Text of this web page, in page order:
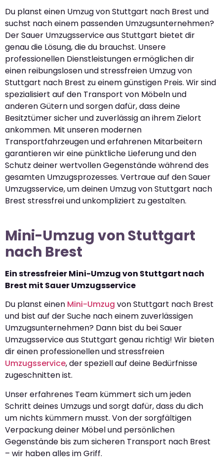
Du planst einen Umzug von Stuttgart nach Brest und
suchst nach einem passenden Umzugsunternehmen?
Der Sauer Umzugsservice aus Stuttgart bietet dir
genau die Lösung, die du brauchst. Unsere
professionellen Dienstleistungen ermöglichen dir
einen reibungslosen und stressfreien Umzug von
Stuttgart nach Brest zu einem günstigen Preis. Wir sind
spezialisiert auf den Transport von Möbeln und
anderen Gütern und sorgen dafür, dass deine
Besitztümer sicher und zuverlässig an ihrem Zielort
ankommen. Mit unseren modernen
Transportfahrzeugen und erfahrenen Mitarbeitern
garantieren wir eine pünktliche Lieferung und den
Schutz deiner wertvollen Gegenstände während des
gesamten Umzugsprozesses. Vertraue auf den Sauer
Umzugsservice, um deinen Umzug von Stuttgart nach
Brest stressfrei und unkompliziert zu gestalten.
Mini-Umzug von Stuttgart
nach Brest
Ein stressfreier Mini-Umzug von Stuttgart nach
Brest mit Sauer Umzugsservice
Du planst einen Mini-Umzug von Stuttgart nach Brest
und bist auf der Suche nach einem zuverlässigen
Umzugsunternehmen? Dann bist du bei Sauer
Umzugsservice aus Stuttgart genau richtig! Wir bieten
dir einen professionellen und stressfreien
Umzugsservice, der speziell auf deine Bedürfnisse
zugeschnitten ist.
Unser erfahrenes Team kümmert sich um jeden
Schritt deines Umzugs und sorgt dafür, dass du dich
um nichts kümmern musst. Von der sorgfältigen
Verpackung deiner Möbel und persönlichen
Gegenstände bis zum sicheren Transport nach Brest
– wir haben alles im Griff.